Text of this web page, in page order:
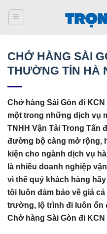
qua
CHỞ HÀNG SÀI
THƯỜNG TÍN HÀ
Chở hàng Sài Gòn đi
một trong những dịch vụ
TNHH Vận Tải Trong Tấn
đường bộ càng mở rộng,
kiện cho ngành dịch vụ
là nhiều doanh nghiệp
vì thế quý khách hàng
tôi luôn đảm bảo về giá
trường, lộ trình đi luôn ổn
Chở hàng Sài Gòn đi